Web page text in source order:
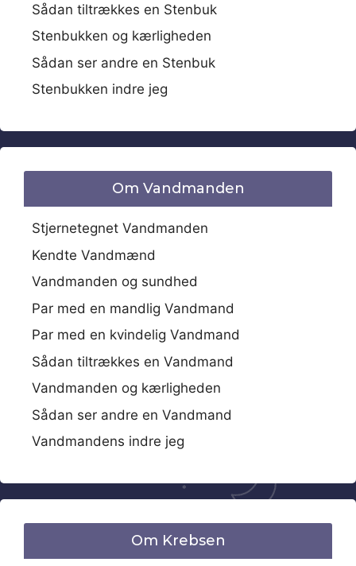
Sådan tiltrækkes en Stenbuk
Stenbukken og kærligheden
Sådan ser andre en Stenbuk
Stenbukken indre jeg
Om Vandmanden
Stjernetegnet Vandmanden
Kendte Vandmænd
Vandmanden og sundhed
Par med en mandlig Vandmand
Par med en kvindelig Vandmand
Sådan tiltrækkes en Vandmand
Vandmanden og kærligheden
Sådan ser andre en Vandmand
Vandmandens indre jeg
Om Krebsen